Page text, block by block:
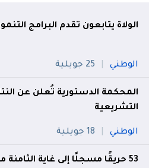
الولاة يتابعون تقدم البرامج
الوطني 25 جويلية
المحكمة الدستورية تُعلن عن
التشريعية
الوطني 18 جويلية